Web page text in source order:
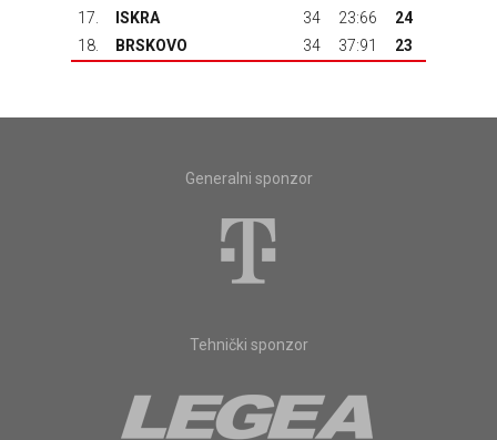
17.
ISKRA 34 23:66
24
18.
BRSKOVO 34 37:91 23
Generalni sponzor
Tehnički sponzor